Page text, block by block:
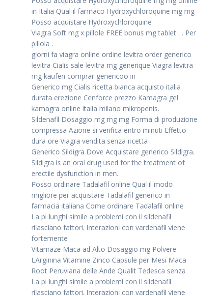
in Italia Qual il farmaco Hydroxychloroquine mg mg
Posso acquistare Hydroxychloroquine
Viagra Soft mg x pillole FREE bonus mg tablet . . Per
pillola .
giorni fa viagra online ordine levitra order generico
levitra Cialis sale levitra mg generique Viagra levitra
mg kaufen comprar genericoo in
Generico mg Cialis ricetta bianca acquisto italia
durata erezione Cenforce prezzo Kamagra gel
kamagra online italia milano mikropenis.
Sildenafil Dosaggio mg mg mg Forma di produzione
compressa Azione si verifica entro minuti Effetto
dura ore Viagra vendita senza ricetta
Generico Sildigra Dove Acquistare generico Sildigra.
Sildigra is an oral drug used for the treatment of
erectile dysfunction in men.
Posso ordinare Tadalafil online Qual il modo
migliore per acquistare Tadalafil generico in
farmacia italiana Come ordinare Tadalafil online
La pi lunghi simile a problemi con il sildenafil
rilasciano fattori. Interazioni con vardenafil viene
fortemente
Vitamaze Maca ad Alto Dosaggio mg Polvere
LArginina Vitamine Zinco Capsule per Mesi Maca
Root Peruviana delle Ande Qualit Tedesca senza
La pi lunghi simile a problemi con il sildenafil
rilasciano fattori. Interazioni con vardenafil viene